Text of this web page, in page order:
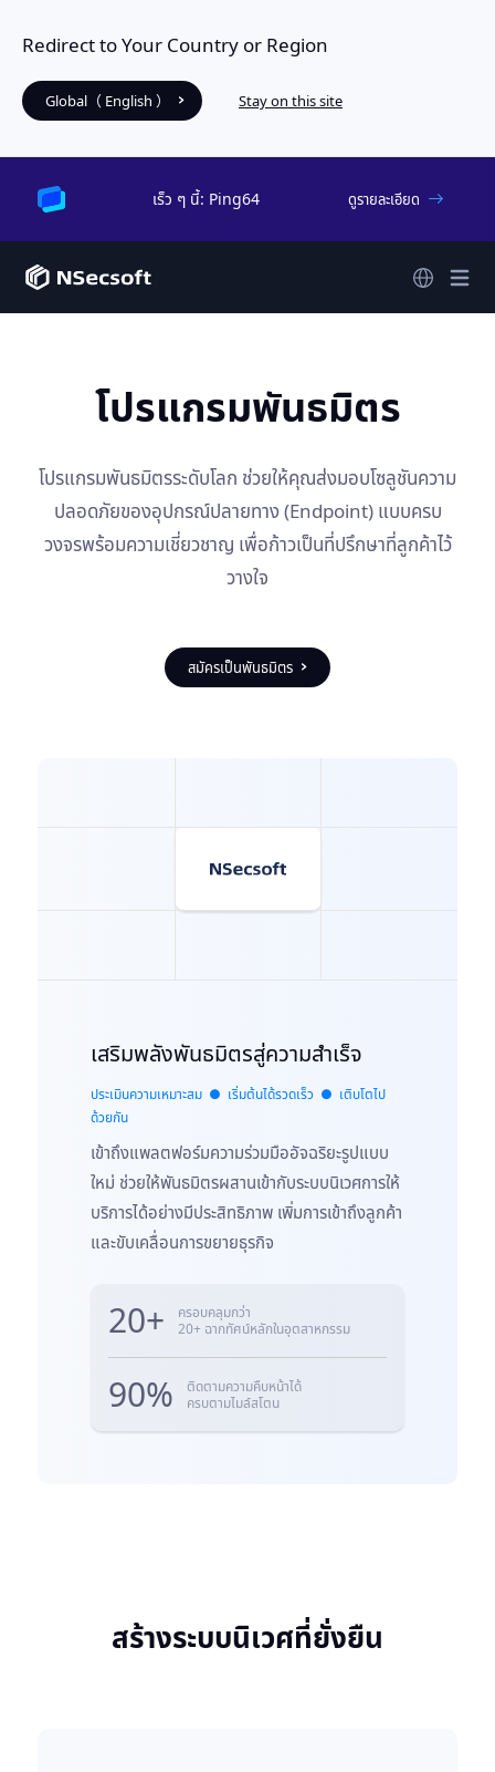
Redirect to Your Country or Region
Global（ English ） Stay on this site
เร็ว ๆ นี้: Ping64 ดูรายละเอียด
โปรแกรมพันธมิตร
โปรแกรมพันธมิตรระดับโลก ช่วยให้คุณส่งมอบโซลูชันความ
ปลอดภัยของอุปกรณ์ปลายทาง (Endpoint) แบบครบ
วงจรพร้อมความเชี่ยวชาญ เพื่อก้าวเป็นที่ปรึกษาที่ลูกค้าไว้
วางใจ
สมัครเป็นพันธมิตร
เสริมพลังพันธมิตรสู่ความสำเร็จ
ประเมินความเหมาะสม ● เริ่มต้นได้รวดเร็ว ● เติบโตไป
ด้วยกัน
เข้าถึงแพลตฟอร์มความร่วมมืออัจฉริยะรูปแบบ
ใหม่ ช่วยให้พันธมิตรผสานเข้ากับระบบนิเวศการให้
บริการได้อย่างมีประสิทธิภาพ เพิ่มการเข้าถึงลูกค้า
และขับเคลื่อนการขยายธุรกิจ
20+
ครอบคลุมกว่า
20+ ฉากทัศน์หลักในอุตสาหกรรม
90%
ติดตามความคืบหน้าได้
ครบตามไมล์สโตน
สร้างระบบนิเวศที่ยั่งยืน